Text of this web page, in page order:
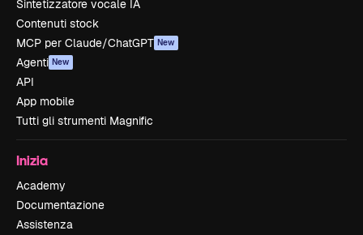
Sintetizzatore vocale IA
Contenuti stock
MCP per Claude/ChatGPT New
Agenti New
API
App mobile
Tutti gli strumenti Magnific
Inizia
Academy
Documentazione
Assistenza